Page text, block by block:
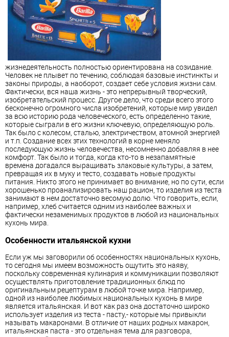
жизнедеятельность полностью ориентирована на созидание.
Человек не плывет по течению, соблюдая базовые инстинкты и
законы природы, а наоборот, создает себе условия жизни сам.
Фактически, вся наша жизнь - это непрерывный творческий,
изобретательский процесс. Другое дело, что среди всего этого
бесконечно огромного числа изобретений, которые мир увидел
за всю историю рода человеческого, есть определенно такие,
которые сыграли в его жизни ключевую, определяющую роль.
Так было с колесом, сталью, электричеством, атомной энергией
и т.п. Создание всех этих технологий в корне меняло
последующую жизнь человечества, несомненно добавляя в нее
комфорт. Так было и тогда, когда кто-то в незапамятные
времена догадался выращивать злаковые культуры, а затем,
превращая их в муку и тесто, создавать новые продукты
питания. Никто этого не принимает во внимание, но по сути, если
хорошенько проанализировать наш рацион, то изделия из теста
занимают в нем достаточно весомую долю. Что говорить, если,
например, хлеб считается одним из наиболее важных и
фактически незаменимых продуктов в любой из национальных
кухонь мира.
Особенности итальянской кухни
Если уж мы заговорили об особенностях национальных кухонь,
то сегодня мы имеем возможность ощутить это наяву,
поскольку современная кулинария и коммуникации позволяют
осуществлять приготовление традиционных блюд по
оригинальным рецептурам в любой точке мира. Например,
одной из наиболее любимых национальных кухонь в мире
является итальянская. И вот как раз она достаточно широко
использует изделия из теста - пасту,- которые мы привыкли
называть макаронами. В отличие от наших родных макарон,
итальянская паста - это отдельная тема для разговора,